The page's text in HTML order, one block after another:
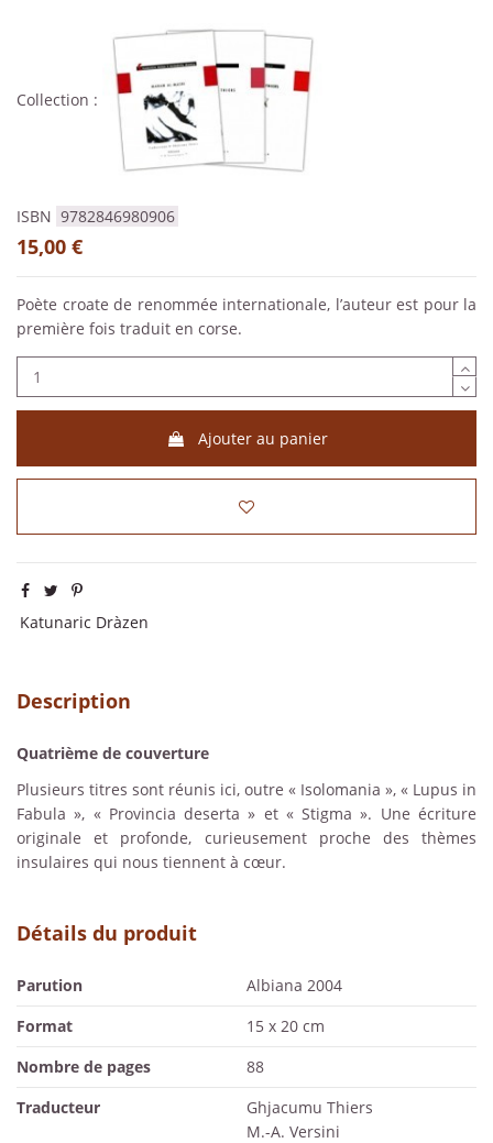
Collection :
ISBN 9782846980906
15,00 €
Poète croate de renommée internationale, l’auteur est pour la
première fois traduit en corse.
Ajouter au panier
Katunaric Dràzen
Description
Quatrième de couverture
Plusieurs titres sont réunis ici, outre « Isolomania », « Lupus in
Fabula », « Provincia deserta » et « Stigma ». Une écriture
originale et profonde, curieusement proche des thèmes
insulaires qui nous tiennent à cœur.
Détails du produit
Parution
Albiana 2004
Format
15 x 20 cm
Nombre de pages
88
Traducteur
Ghjacumu Thiers
M.-A. Versini